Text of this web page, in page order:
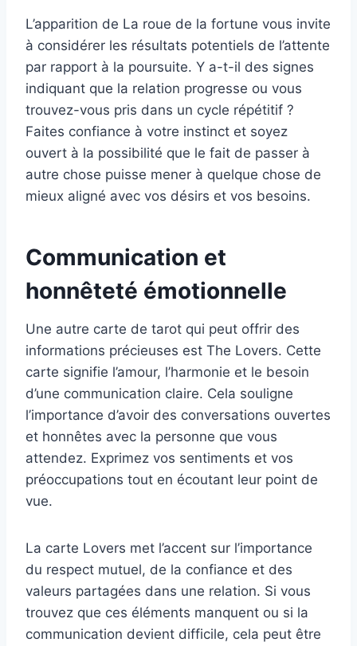
L’apparition de La roue de la fortune vous invite
à considérer les résultats potentiels de l’attente
par rapport à la poursuite. Y a-t-il des signes
indiquant que la relation progresse ou vous
trouvez-vous pris dans un cycle répétitif ?
Faites confiance à votre instinct et soyez
ouvert à la possibilité que le fait de passer à
autre chose puisse mener à quelque chose de
mieux aligné avec vos désirs et vos besoins.
Communication et
honnêteté émotionnelle
Une autre carte de tarot qui peut offrir des
informations précieuses est The Lovers. Cette
carte signifie l’amour, l’harmonie et le besoin
d’une communication claire. Cela souligne
l’importance d’avoir des conversations ouvertes
et honnêtes avec la personne que vous
attendez. Exprimez vos sentiments et vos
préoccupations tout en écoutant leur point de
vue.
La carte Lovers met l’accent sur l’importance
du respect mutuel, de la confiance et des
valeurs partagées dans une relation. Si vous
trouvez que ces éléments manquent ou si la
communication devient difficile, cela peut être